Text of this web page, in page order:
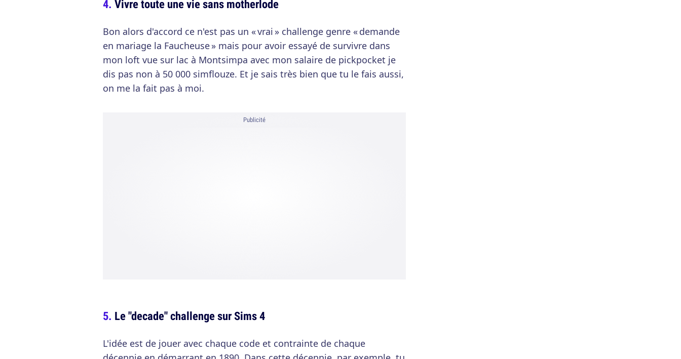
Vivre toute une vie sans motherlode
Bon alors d'accord ce n'est pas un « vrai » challenge genre « demande
en mariage la Faucheuse » mais pour avoir essayé de survivre dans
mon loft vue sur lac à Montsimpa avec mon salaire de pickpocket je
dis pas non à 50 000 simflouze. Et je sais très bien que tu le fais aussi,
on me la fait pas à moi.
Publicité
Le "decade" challenge sur Sims 4
L'idée est de jouer avec chaque code et contrainte de chaque